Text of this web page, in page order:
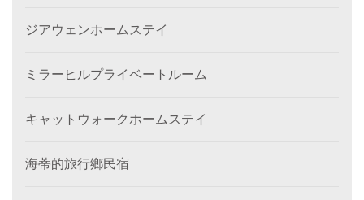
ジアウェンホームステイ
ミラーヒルプライベートルーム
キャットウォークホームステイ
海蒂的旅行鄉民宿